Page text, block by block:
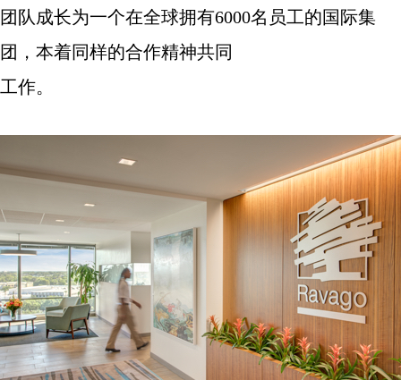
团队成长为一个在全球拥有6000名员工的国际集
团，本着同样的合作精神共同
工作。